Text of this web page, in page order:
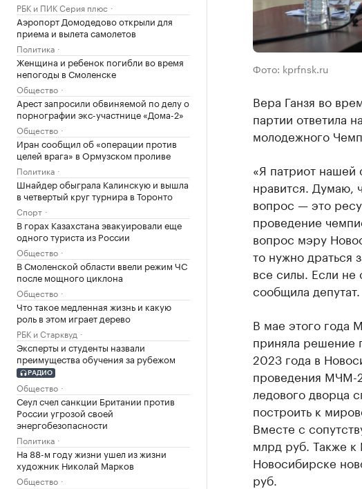
РБК и ПИК Серия плюс
Аэропорт Домодедово открыли для
приема и вылета самолетов
Политика
Женщина и ребенок погибли во время
непогоды в Смоленске
Общество
Арест запросили обвиняемой по делу о
порнографии экс-участнице «Дома-2»
Общество
Иран сообщил об «операции против
целей врага» в Ормузском проливе
Политика
Шнайдер обыграла Калинскую и вышла
в четвертый круг турнира в Торонто
Спорт
В горах Казахстана эвакуировали еще
одного туриста из России
Общество
В Смоленской области ввели режим ЧС
после мощного циклона
Общество
Что такое медленная жизнь и какую
роль в этом играет дерево
РБК и Старквуд
Эксперты и студенты назвали
преимущества обучения за рубежом
РАДИО
Общество
Сеул счел санкции Британии против
России угрозой своей
энергобезопасности
Политика
На 88-м году жизни ушел из жизни
художник Николай Марков
Общество
Фото: kprfnsk.ru
Вера Ганзя во
партии ответила
молодежного
«Я патриот нашей
нравится. Думаю,
вопрос — это
проведение
вопрос мэру
то нужно драться
все силы. Если не
сообщила депутат.
В мае этого года
приняла решение
2023 года в
проведения МЧМ-
ледового дворца
построить к
Вместе с
млрд руб. Также к
Новосибирске
руб.